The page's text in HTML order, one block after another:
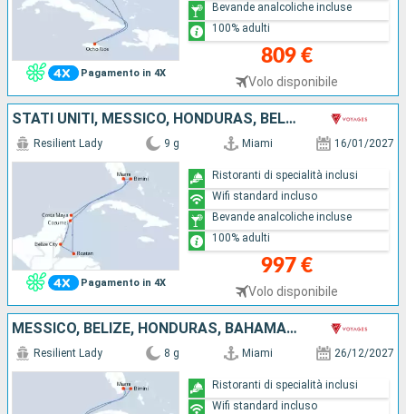
Pagamento in 4X
809 €
Volo disponibile
Bevande analcoliche incluse
100% adulti
STATI UNITI, MESSICO, HONDURAS, BELIZE, BAHAMAS
Pagamento in 4X
Resilient Lady 9 g Miami 16/01/2027
997 €
Volo disponibile
Ristoranti di specialità inclusi
Wifi standard incluso
Bevande analcoliche incluse
100% adulti
MESSICO, BELIZE, HONDURAS, BAHAMAS, STATI UNITI
Resilient Lady 8 g Miami 26/12/2027
Ristoranti di specialità inclusi
Wifi standard incluso